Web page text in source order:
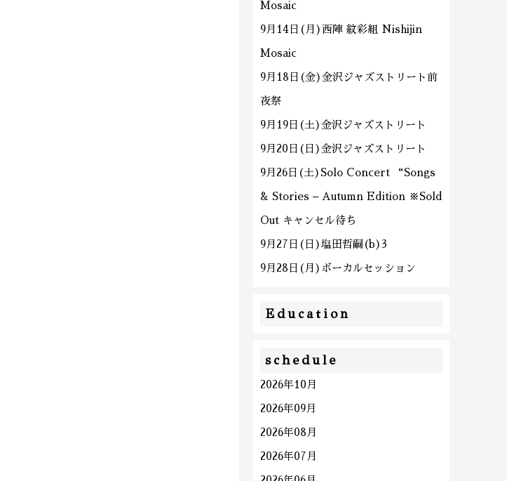
Mosaic
9月14日(月)西陣 紋彩組 Nishijin
Mosaic
9月18日(金)金沢ジャズストリート前
夜祭
9月19日(土)金沢ジャズストリート
9月20日(日)金沢ジャズストリート
9月26日(土)Solo Concert “Songs
& Stories – Autumn Edition ※Sold
Out キャンセル待ち
9月27日(日)塩田哲嗣(b)3
9月28日(月)ボーカルセッション
Education
schedule
2026年10月
2026年09月
2026年08月
2026年07月